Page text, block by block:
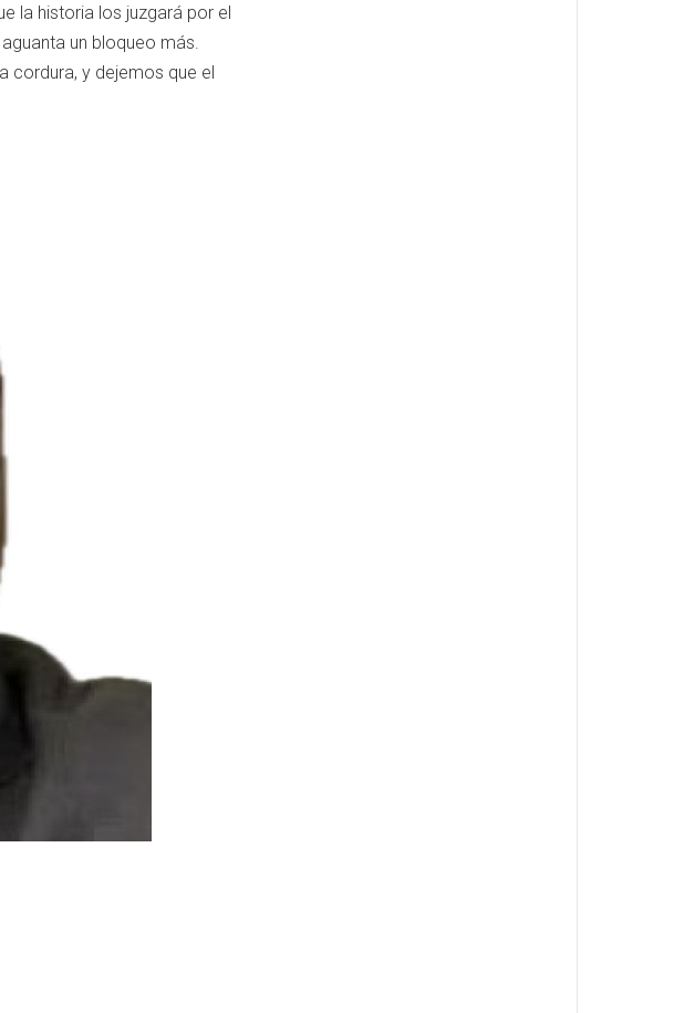
la historia los juzgará por el
un bloqueo más.
cordura, y dejemos que el